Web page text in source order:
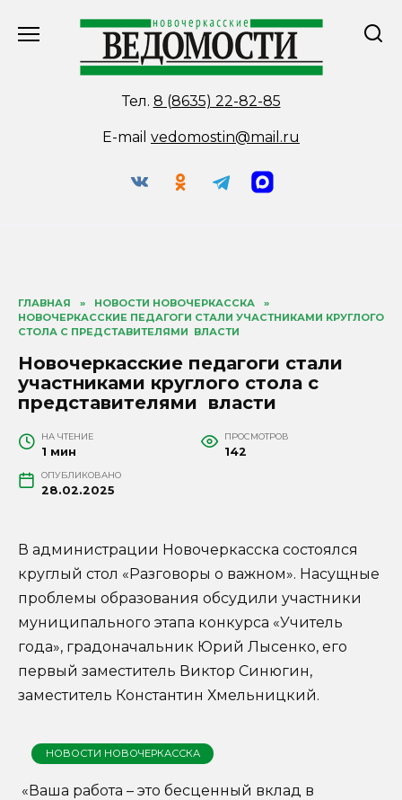
Тел. 8 (8635) 22-82-85
E-mail vedomostin@mail.ru
ГЛАВНАЯ » НОВОСТИ НОВОЧЕРКАССКА
»
НОВОЧЕРКАССКИЕ ПЕДАГОГИ СТАЛИ УЧАСТНИКАМИ КРУГЛОГО
СТОЛА С ПРЕДСТАВИТЕЛЯМИ ВЛАСТИ
Новочеркасские педагоги стали
участниками круглого стола с
представителями власти
НА ЧТЕНИЕ
1 мин
ПРОСМОТРОВ
142
ОПУБЛИКОВАНО
28.02.2025
В администрации Новочеркасска состоялся
круглый стол «Разговоры о важном». Насущные
проблемы образования обсудили участники
муниципального этапа конкурса «Учитель
года», градоначальник Юрий Лысенко, его
первый заместитель Виктор Синюгин,
заместитель Константин Хмельницкий.
НОВОСТИ НОВОЧЕРКАССКА
«Ваша работа – это бесценный вклад в